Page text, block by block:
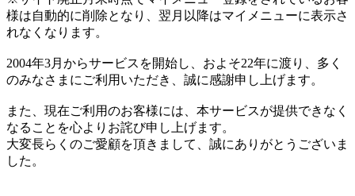
様は自動的に削除となり、翌月以降はマイメニューに表示さ
れなくなります。
2004年3月からサービスを開始し、およそ22年に渡り、多く
のみなさまにご利用いただき、誠に感謝申し上げます。
また、現在ご利用のお客様には、本サービスが提供できなく
なることを心よりお詫び申し上げます。
大変長らくのご愛顧を頂きまして、誠にありがとうございま
した。